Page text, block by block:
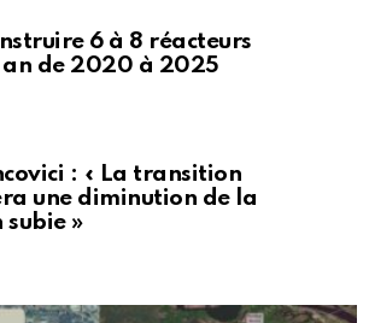
6 à 8 réacteurs
an de 2020 à 2025
: « La transition
une diminution de la
subie »